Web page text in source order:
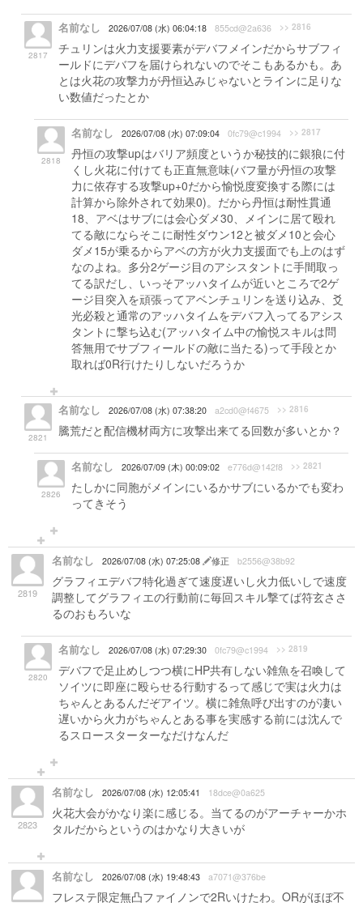
2817
名前なし 2026/07/08 (水) 06:04:18 855cd@2a636 >> 2816
チュリンは火力支援要素がデバフメインだからサブフィ
ールドにデバフを届けられないのでそこもあるかも。あ
とは火花の攻撃力が丹恒込みじゃないとラインに足りな
い数値だったとか
2818
名前なし 2026/07/08 (水) 07:09:04 0fc79@c1994 >> 2817
丹恒の攻撃upはバリア頻度というか秘技的に銀狼に付
くし火花に付けても正直無意味(バフ量が丹恒の攻撃
力に依存する攻撃up+0だから愉悦度変換する際には
計算から除外されて効果0)。だから丹恒は耐性貫通
18、アベはサブには会心ダメ30、メインに居て殴れ
てる敵にならそこに耐性ダウン12と被ダメ10と会心
ダメ15が乗るからアベの方が火力支援面でも上のはず
なのよね。多分2ゲージ目のアシスタントに手間取っ
てる訳だし、いっそアッハタイムが近いところで2ゲ
ージ目突入を頑張ってアベンチュリンを送り込み、爻
光必殺と通常のアッハタイムをデバフ入ってるアシス
タントに撃ち込む(アッハタイム中の愉悦スキルは問
答無用でサブフィールドの敵に当たる)って手段とか
取れば0R行けたりしないだろうか
2821
名前なし 2026/07/08 (水) 07:38:20 a2cd0@f4675 >> 2816
騰荒だと配信機材両方に攻撃出来てる回数が多いとか？
2826
名前なし 2026/07/09 (木) 00:09:02 e776d@142f8 >> 2821
たしかに同胞がメインにいるかサブにいるかでも変わ
ってきそう
2819
名前なし 2026/07/08 (水) 07:25:08 修正 b2556@38b92
グラフィエデバフ特化過ぎて速度遅いし火力低いしで速度
調整してグラフィエの行動前に毎回スキル撃てば符玄ささ
るのおもろいな
2820
名前なし 2026/07/08 (水) 07:29:30 0fc79@c1994 >> 2819
デバフで足止めしつつ横にHP共有しない雑魚を召喚して
ソイツに即座に殴らせる行動するって感じで実は火力は
ちゃんとあるんだぞアイツ。横に雑魚呼び出すのが凄い
遅いから火力がちゃんとある事を実感する前には沈んで
るスロースターターなだけなんだ
2823
名前なし 2026/07/08 (水) 12:05:41 18dce@0a625
火花大会がかなり楽に感じる。当てるのがアーチャーかホ
タルだからというのはかなり大きいが
名前なし 2026/07/08 (水) 19:48:43 a7071@376be
フレステ限定無凸ファイノンで2Rいけたわ。ORがほぼ不